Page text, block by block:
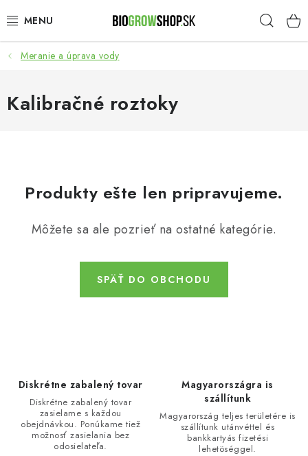
na
PESTOVANIE
HEADSHOP
TOTÁLNY VÝPREDAJ
50% ZĽAVA NA SEMENÁ
Platba a dodanie
Podmienky ochrany osobných údajov
Obchodné podmienky
Meranie a úprava vody
Kalibračné roztoky
Produkty ešte len pripravujeme.
Môžete sa ale pozrieť na ostatné kategórie.
SPÄŤ DO OBCHODU
Diskrétne zabalený tovar
Diskrétne zabalený tovar
zasielame s každou
obejdnávkou. Ponúkame tiež
možnosť zasielania bez
odosielateľa.
Magyarországra is
szállítunk
Magyarország teljes területére is
szállítunk utánvéttel és
bankkartyás fizetési
lehetöséggel.